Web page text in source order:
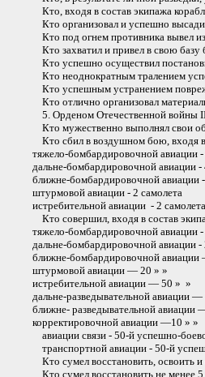
Кто, входя в состав экипажа
Кто организовал и успешно
Кто под огнем противника вывел
Кто захватил и привел в свою базу
Кто успешно осуществил
Кто неоднократным тралением
Кто успешным устранением
Кто отлично организовал
5. Орденом Отечественной войны
Кто мужественно выполнял свои
Кто сбил в воздушном бою, входя в
тяжело-бомбардировочной авиации -
дальне-бомбардировочной авиации -
ближне-бомбардировочной авиации
штурмовой авиации - 2 самолета
истребительной авиации - 2
Кто совершил, входя в состав
тяжело-бомбардировочной авиации
дальне-бомбардировочной авиации -
ближне-бомбардировочной авиации
штурмовой авиации — 20 » »
истребительной авиации — 50 » »
дальне-разведывательной авиации —
ближне- разведывательной авиации
корректировочной авиации —10 » »
авиации связи - 50-й успешно-
транспортной авиации - 50-й
Кто сумел восстановить, освоить
Кто сумел восстановить не менее